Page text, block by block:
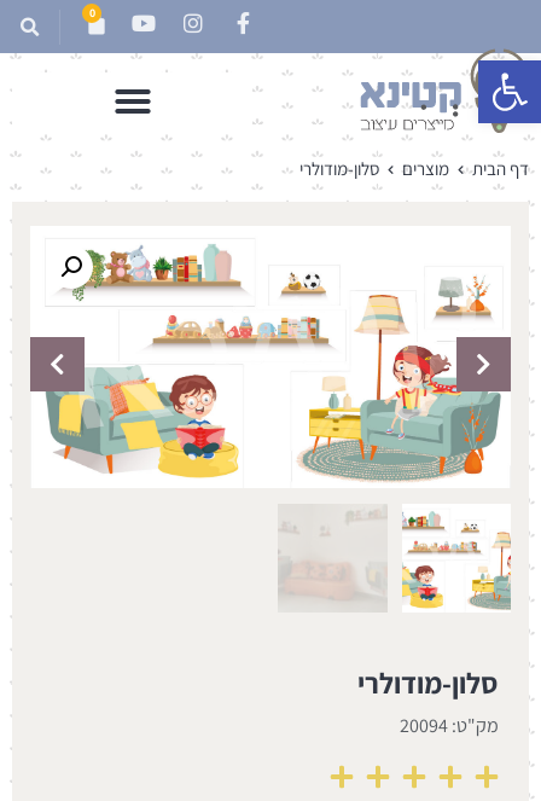
פתח סרגל נגישות
0
דף הבית מוצרים סלון-מודולרי
סלון-מודולרי
מק"ט: 20094